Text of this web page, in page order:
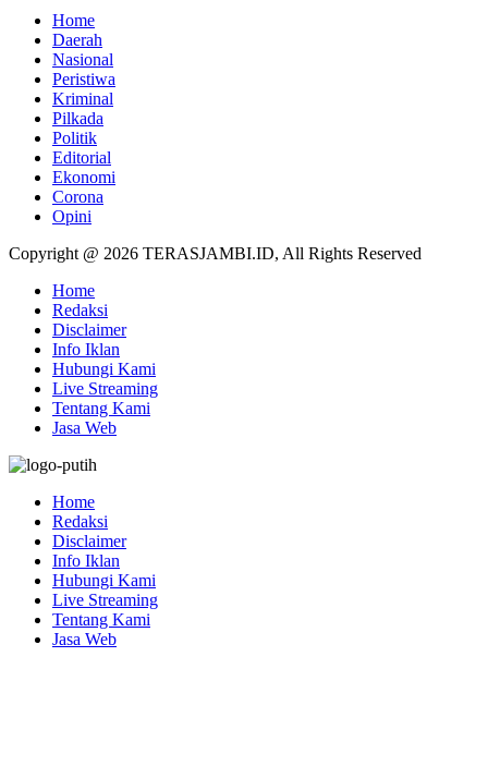
Home
Daerah
Nasional
Peristiwa
Kriminal
Pilkada
Politik
Editorial
Ekonomi
Corona
Opini
Copyright @ 2026 TERASJAMBI.ID, All Rights Reserved
Home
Redaksi
Disclaimer
Info Iklan
Hubungi Kami
Live Streaming
Tentang Kami
Jasa Web
Home
Redaksi
Disclaimer
Info Iklan
Hubungi Kami
Live Streaming
Tentang Kami
Jasa Web